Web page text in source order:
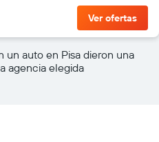
Ver ofertas
un auto en Pisa dieron una
agencia elegida